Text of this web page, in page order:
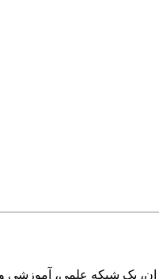
یک شبکه علمی، آموزشی و